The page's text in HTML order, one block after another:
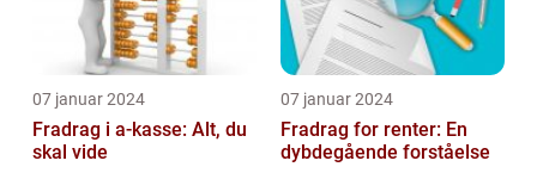
07 januar 2024
Fradrag i a-kasse: Alt, du
skal vide
07 januar 2024
Fradrag for renter: En
dybdegående forståelse